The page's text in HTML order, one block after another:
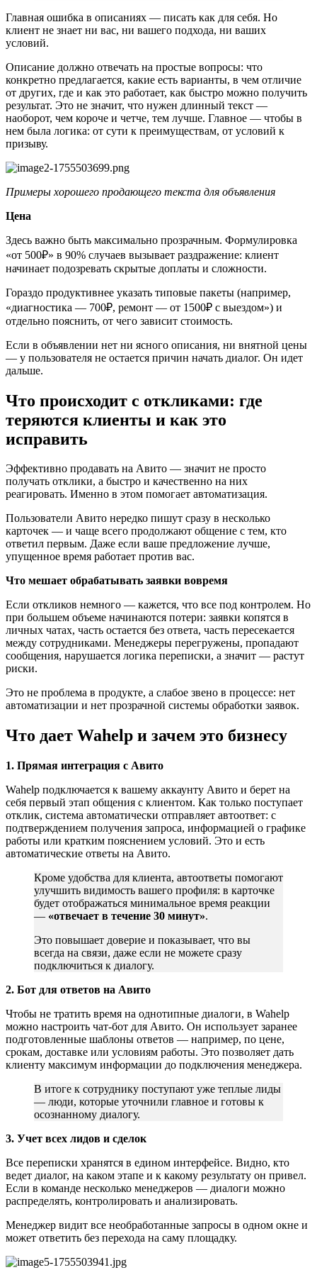
Главная ошибка в описаниях — писать как для себя. Но
клиент не знает ни вас, ни вашего подхода, ни ваших
условий.
Описание должно отвечать на простые вопросы: что
конкретно предлагается, какие есть варианты, в чем отличие
от других, где и как это работает, как быстро можно получить
результат. Это не значит, что нужен длинный текст —
наоборот, чем короче и четче, тем лучше. Главное — чтобы в
нем была логика: от сути к преимуществам, от условий к
призыву.
Примеры хорошего продающего текста для объявления
Цена
Здесь важно быть максимально прозрачным. Формулировка
«от 500₽» в 90% случаев вызывает раздражение: клиент
начинает подозревать скрытые доплаты и сложности.
Гораздо продуктивнее указать типовые пакеты (например,
«диагностика — 700₽, ремонт — от 1500₽ с выездом») и
отдельно пояснить, от чего зависит стоимость.
Если в объявлении нет ни ясного описания, ни внятной цены
— у пользователя не остается причин начать диалог. Он идет
дальше.
Что происходит с откликами: где
теряются клиенты и как это
исправить
Эффективно продавать на Авито — значит не просто
получать отклики, а быстро и качественно на них
реагировать. Именно в этом помогает автоматизация.
Пользователи Авито нередко пишут сразу в несколько
карточек — и чаще всего продолжают общение с тем, кто
ответил первым. Даже если ваше предложение лучше,
упущенное время работает против вас.
Что мешает обрабатывать заявки вовремя
Если откликов немного — кажется, что все под контролем. Но
при большем объеме начинаются потери: заявки копятся в
личных чатах, часть остается без ответа, часть пересекается
между сотрудниками. Менеджеры перегружены, пропадают
сообщения, нарушается логика переписки, а значит — растут
риски.
Это не проблема в продукте, а слабое звено в процессе: нет
автоматизации и нет прозрачной системы обработки заявок.
Что дает Wahelp и зачем это бизнесу
1. Прямая интеграция с Авито
Wahelp подключается к вашему аккаунту Авито и берет на
себя первый этап общения с клиентом. Как только поступает
отклик, система автоматически отправляет автоответ: с
подтверждением получения запроса, информацией о графике
работы или кратким пояснением условий. Это и есть
автоматические ответы на Авито.
Кроме удобства для клиента, автоответы помогают
улучшить видимость вашего профиля: в карточке
будет отображаться минимальное время реакции
— «отвечает в течение 30 минут».
Это повышает доверие и показывает, что вы
всегда на связи, даже если не можете сразу
подключиться к диалогу.
2. Бот для ответов на Авито
Чтобы не тратить время на однотипные диалоги, в Wahelp
можно настроить чат-бот для Авито. Он использует заранее
подготовленные шаблоны ответов — например, по цене,
срокам, доставке или условиям работы. Это позволяет дать
клиенту максимум информации до подключения менеджера.
В итоге к сотруднику поступают уже теплые лиды
— люди, которые уточнили главное и готовы к
осознанному диалогу.
3. Учет всех лидов и сделок
Все переписки хранятся в едином интерфейсе. Видно, кто
ведет диалог, на каком этапе и к какому результату он привел.
Если в команде несколько менеджеров — диалоги можно
распределять, контролировать и анализировать.
Менеджер видит все необработанные запросы в одном окне и
может ответить без перехода на саму площадку.